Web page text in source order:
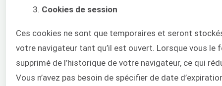
Cookies de session
Ces cookies ne sont que temporaires et seront
votre navigateur tant qu’il est ouvert. Lorsque vous le
supprimé de l’historique de votre navigateur, ce qui
Vous n’avez pas besoin de spécifier de date